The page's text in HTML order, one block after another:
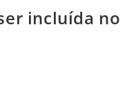
incluída no